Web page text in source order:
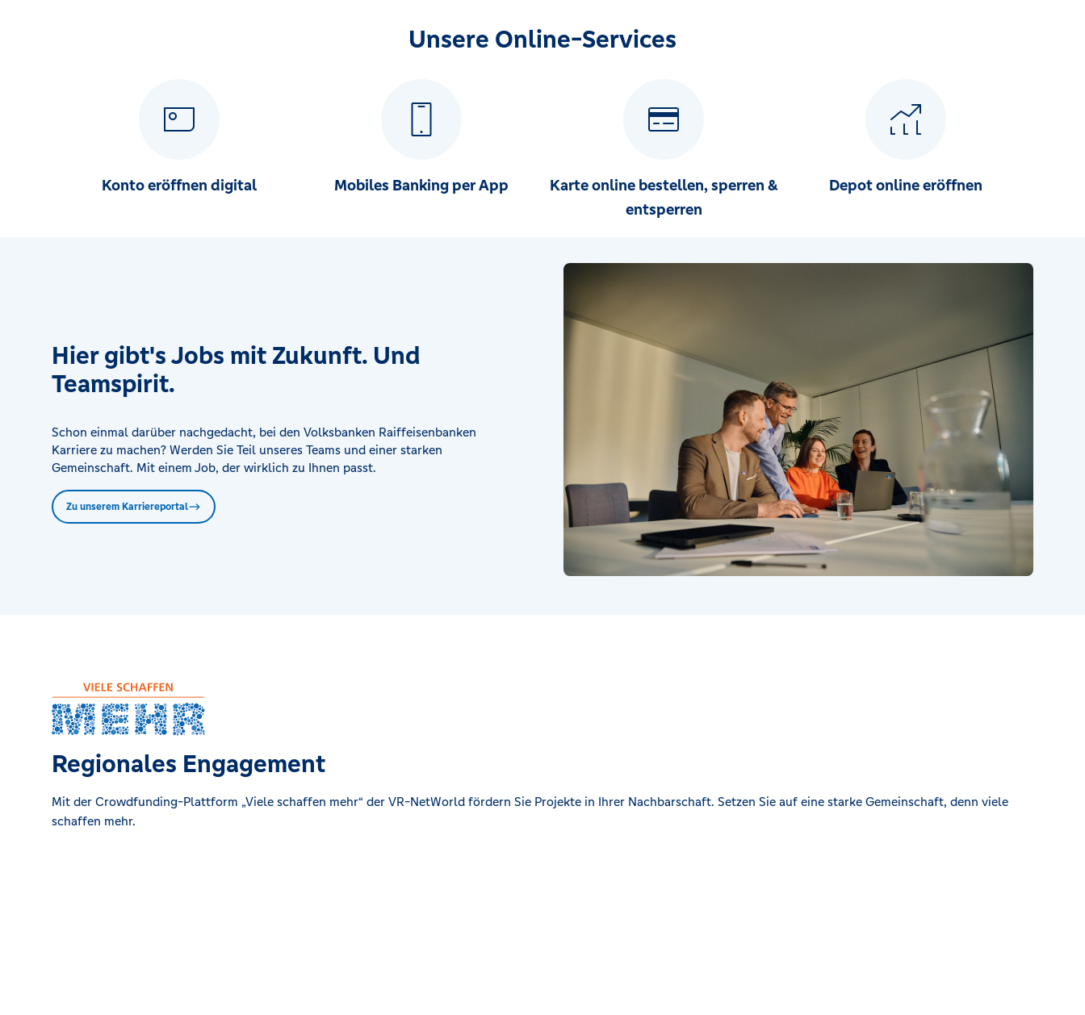
SB-Geschäftsstelle Ziegelstraße
Ziegelstraße 26, 34346 Hann. Münden
Unsere Online-Services
Konto eröffnen digital Mobiles Banking per App
Karte online bestellen, sperren &
entsperren
Depot online eröffnen
Hier gibt's Jobs mit Zukunft. Und
Teamspirit.
Schon einmal darüber nachgedacht, bei den Volksbanken Raiffeisenbanken
Karriere zu machen? Werden Sie Teil unseres Teams und einer starken
Gemeinschaft. Mit einem Job, der wirklich zu Ihnen passt.
Zu unserem Karriereportal
Regionales Engagement
Mit der Crowdfunding-Plattform „Viele schaffen mehr“ der VR-NetWorld fördern Sie Projekte in Ihrer Nachbarschaft. Setzen Sie auf eine starke Gemeinschaft, denn viele
schaffen mehr.